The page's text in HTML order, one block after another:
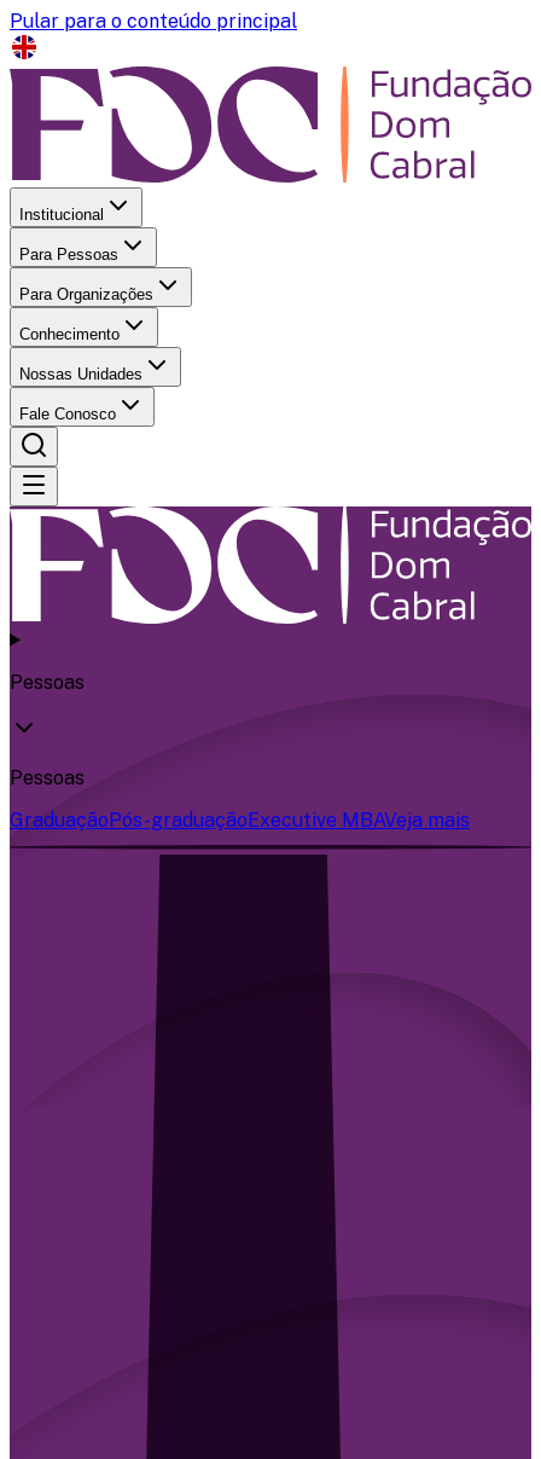
Pular para o conteúdo principal
Institucional
Para Pessoas
Para Organizações
Conhecimento
Nossas Unidades
Fale Conosco
Pessoas
Pessoas
GraduaçãoPós-graduaçãoExecutive MBAVeja mais